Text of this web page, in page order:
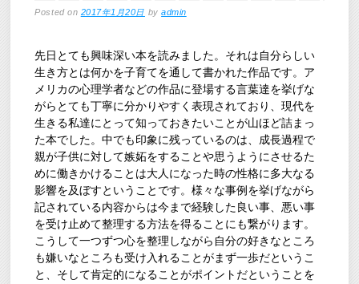
Posted on 2017年1月20日 byadmin
先日とても興味深い本を読みました。それは自分らしい
生き方とは何かを子育てを通して書かれた作品です。ア
メリカの心理学者などの作品に登場する言葉達を挙げな
がらとても丁寧に分かりやすく表現されており、現代を
生きる私達にとって知っておきたいことが山ほど詰まっ
た本でした。中でも印象に残っているのは、成長過程で
親が子供に対して嫉妬をすることや思うようにさせるた
めに働きかけることは大人になった時の性格に多大なる
影響を及ぼすということです。様々な事例を挙げながら
記されている内容からは今まで経験した良い事、悪い事
を受け止めて整理する方法を得ることにも繋がります。
こうして一つずつ心を整理しながら自分の好きなところ
も嫌いなところも受け入れることがまず一歩だというこ
と、そして肯定的になることがポイントだということを